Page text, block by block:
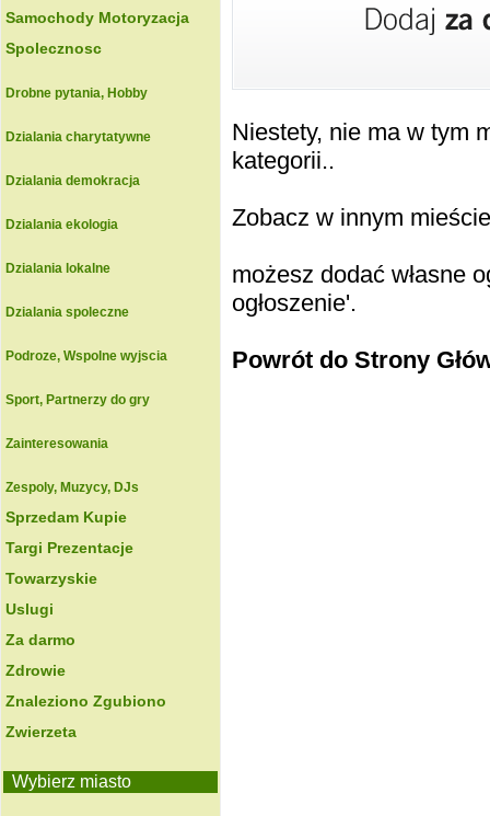
Samochody Motoryzacja
Spolecznosc
Drobne pytania, Hobby
Dzialania charytatywne
Dzialania demokracja
Dzialania ekologia
Dzialania lokalne
Dzialania spoleczne
Podroze, Wspolne wyjscia
Sport, Partnerzy do gry
Zainteresowania
Zespoly, Muzycy, DJs
Sprzedam Kupie
Targi Prezentacje
Towarzyskie
Uslugi
Za darmo
Zdrowie
Znaleziono Zgubiono
Zwierzeta
Wybierz miasto
Niestety, nie ma w tym
kategorii..
Zobacz w innym
możesz dodać własne
ogłoszenie'.
Powrót do Strony